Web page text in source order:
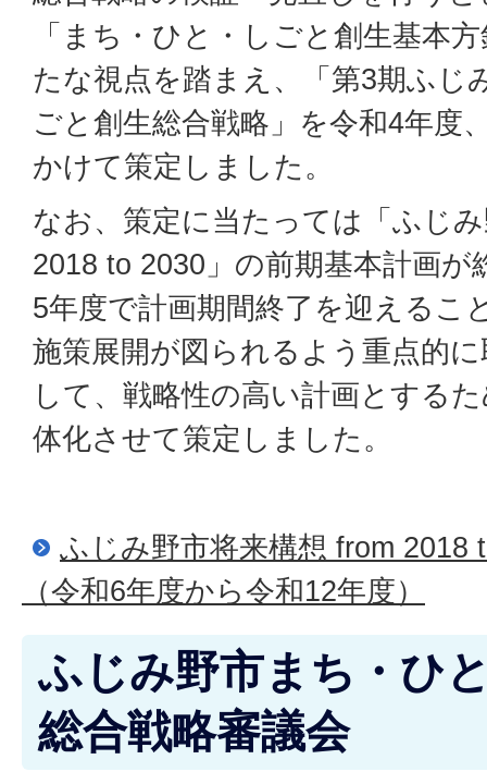
「まち・ひと・しごと創生基本
たな視点を踏まえ、「第3期ふじ
ごと創生総合戦略」を令和4年度
かけて策定しました。
なお、策定に当たっては「ふじ
2018 to 2030」の前期基本計画が
5年度で計画期間終了を迎えるこ
施策展開が図られるよう重点的
して、戦略性の高い計画とする
体化させて策定しました。
ふじみ野市将来構想 from 2018
（令和6年度から令和12年度）
ふじみ野市まち・ひ
総合戦略審議会